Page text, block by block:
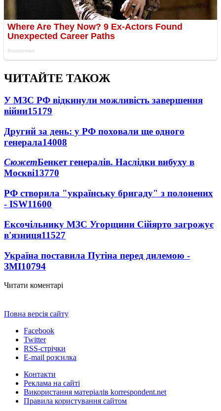
ЧИТАЙТЕ ТАКОЖ
У МЗС РФ відкинули можливість завершення
війни15179
Другий за день: у РФ поховали ще одного
генерала14008
СюжетБенкет генералів. Наслідки вибуху в
Москві13770
РФ створила "українську бригаду" з полонених
- ISW11600
Ексочільнику МЗС Угорщини Сійярто загрожує
в'язниця11527
Україна поставила Путіна перед дилемою -
ЗМІ10794
Читати коментарі
Повна версія сайту
Facebook
Twitter
RSS-стрічки
E-mail розсилка
Контакти
Реклама на сайті
Використання матеріалів korrespondent.net
Правила користування сайтом